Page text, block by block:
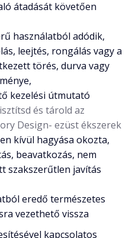
átadását követően
használatból adódik,
leejtés, rongálás vagy a
törés, durva vagy
kezelési útmutató
és tárold az
Design- ezüst ékszerek
kívül hagyása okozta,
beavatkozás, nem
szakszerűtlen javítás
eredő természetes
vezethető vissza
kapcsolatos